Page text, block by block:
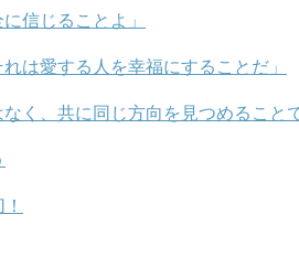
信じることよ」
は愛する人を幸福にすることだ」
く、共に同じ方向を見つめること